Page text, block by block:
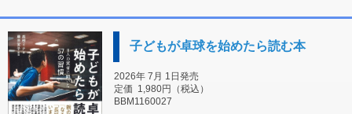
子どもが卓球を始めたら読む本
2026年 7月 1日発売
定価 1,980円（税込）
BBM1160027